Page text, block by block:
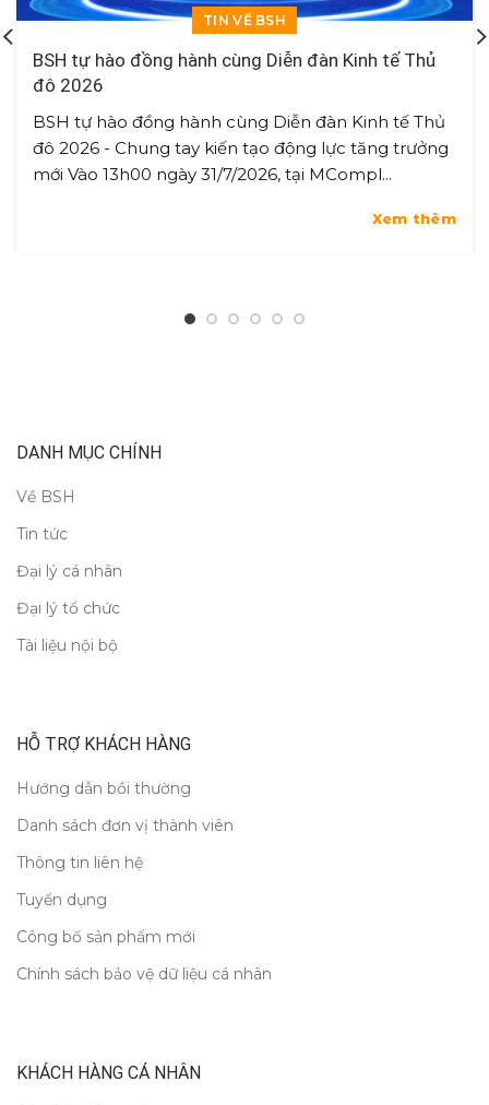
TIN VỀ BSH
BSH tự hào đồng hành cùng Diễn đàn Kinh tế Thủ
đô 2026
BSH tự hào đồng hành cùng Diễn đàn Kinh tế Thủ
đô 2026 - Chung tay kiến tạo động lực tăng trưởng
mới Vào 13h00 ngày 31/7/2026, tại MCompl...
Xem thêm
DANH MỤC CHÍNH
Về BSH
Tin tức
Đại lý cá nhân
Đại lý tổ chức
Tài liệu nội bộ
HỖ TRỢ KHÁCH HÀNG
Hướng dẫn bồi thường
Danh sách đơn vị thành viên
Thông tin liên hệ
Tuyển dụng
Công bố sản phẩm mới
Chính sách bảo vệ dữ liệu cá nhân
KHÁCH HÀNG CÁ NHÂN